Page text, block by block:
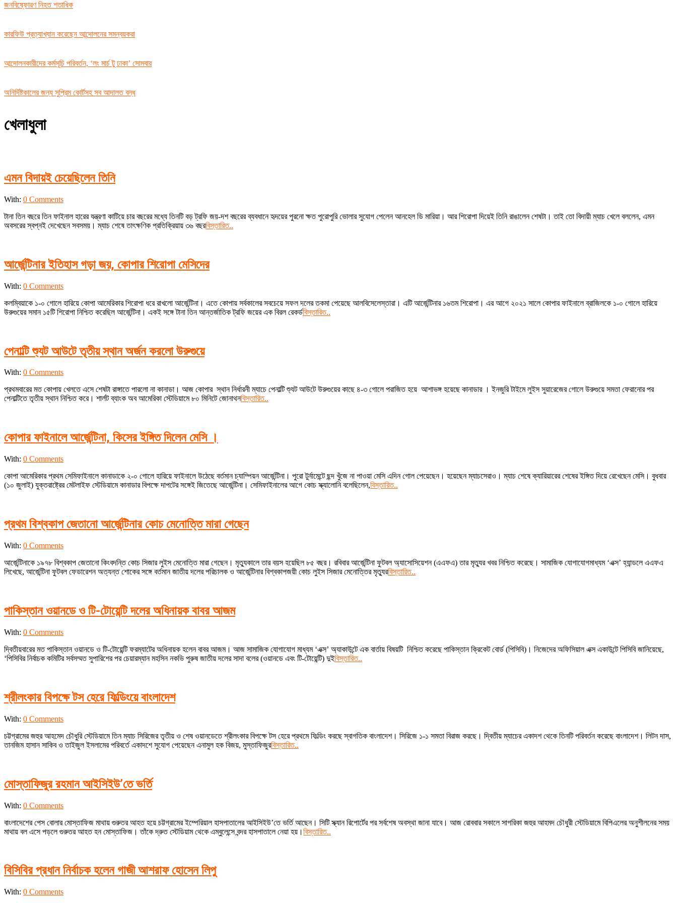
জনবিষ্ফোরণ নিহত শতাধিক
কারফিউ প্রত্যাখ্যান করেছেন আন্দোলনের সমন্বয়করা
আন্দোলনকারীদের কর্মসূচি পরিবর্তন, ‘লং মার্চ টু ঢাকা’ সোমবার
অনির্দিষ্টকালের জন্য সুপ্রিম কোর্টসহ সব আদালত বন্ধ
খেলাধুলা
এমন বিদায়ই চেয়েছিলেন তিনি
2024-
15
With: 0 Comments
টানা তিন বছরে তিন ফাইনাল হারের যন্ত্রণা কাটিয়ে চার বছরের মধ্যে তিনটি বড় ট্রফি জয়-দশ বছরের ব্যবধানে হৃদয়ের পুরনো ক্ষত পুরোপুরি ভোলার সুযোগ পেলেন আনহেল ডি মারিয়া। আর শিরোপা দিয়েই তিনি রাঙালেন শেষটা। তাই তো বিদায়ী ম্যাচ খেলে বললেন, এমন
অবসরের স্বপ্নই দেখেছেন সবসময়। ম্যাচ শেষে তাৎক্ষণিক প্রতিক্রিয়ায় ৩৬ বছরবিস্তারিত..
আর্জেন্টিনার ইতিহাস গড়া জয়, কোপার শিরোপা মেসিদের
2024-
15
With: 0 Comments
কলম্বিয়াকে ১-০ গোলে হারিয়ে কোপা আমেরিকার শিরোপা ধরে রাখলো আর্জেন্টিনা। এতে কোপায় সর্বকালের সবচেয়ে সফল দলের তকমা পেয়েছে আলবিসেলেস্তারা। এটি আর্জেন্টিনার ১৬তম শিরোপা। এর আগে ২০২১ সালে কোপার ফাইনালে ব্রাজিলকে ১-০ গোলে হারিয়ে
উরুগুয়ের সমান ১৫টি শিরোপা নিশ্চিত করেছিল আর্জেন্টিনা। একই সঙ্গে টানা তিন আন্তর্জাতিক ট্রফি জয়ের এক বিরল রেকর্ডবিস্তারিত..
পেনাল্টি শ্যুট আউটে তৃতীয় স্থান অর্জন করলো উরুগুয়ে
2024-
14
With: 0 Comments
প্রথমবারের মত কোপায় খেলতে এসে শেষটা রাঙ্গাতে পারলো না কানাডা। আজ কোপার স্থান নির্ধারনী ম্যাচে পেনাল্টি শ্যুট আউটে উরুগুয়ের কাছে ৪-৩ গোলে পরাজিত হয়ে আশাভঙ্গ হয়েছে কানাডার । ইনজুরি টাইমে লুইস সুয়ারেজের গোলে উরুগুয়ে সমতা ফেরানোর পর
পেনাল্টিতে তৃতীয় স্থান নিশ্চিত করে। শার্লট ব্যাংক অব আমেরিকা স্টেডিয়ামে ৮০ মিনিটে জোনাথনবিস্তারিত..
কোপার ফাইনালে আর্জেন্টিনা, কিসের ইঙ্গিত দিলেন মেসি ।
2024-
10
With: 0 Comments
কোপা আমেরিকার প্রথম সেমিফাইনালে কানাডাকে ২-০ গোলে হারিয়ে ফাইনালে উঠেছে বর্তমান চ্যাম্পিয়ন আর্জেন্টিনা। পুরো টুর্নামেন্টে ছন্দ খুঁজে না পাওয়া মেসি এদিন গোল পেয়েছেন। হয়েছেন ম্যাচসেরাও। ম্যাচ শেষে ক্যারিয়ারের শেষের ইঙ্গিত দিয়ে রেখেছেন মেসি। বুধবার
(১০ জুলাই) যুক্তরাষ্ট্রের মেটলাইফ স্টেডিয়ামে কানাডার বিপক্ষে দাপটের সঙ্গেই জিতেছে আর্জেন্টিনা। সেমিফাইনালের আগে কোচ স্ক্যালোনি বলেছিলেন,বিস্তারিত..
প্রথম বিশ্বকাপ জেতানো আর্জেন্টিনার কোচ মেনোত্তি মারা গেছেন
2024-
06
With: 0 Comments
আর্জেন্টিনাকে ১৯৭৮ বিশ্বকাপ জেতানো কিংবদন্তি কোচ সিজার লুইস মেনোত্তি মারা গেছেন। মৃত্যুকালে তার বয়স হয়েছিল ৮৫ বছর। রবিবার আর্জেন্টিনা ফুটবল অ্যাসোসিয়েশন (এএফএ) তার মৃত্যুর খবর নিশ্চিত করেছে। সামাজিক যোগাযোগমাধ্যম ‘এক্স’ হ্যান্ডলে এএফএ
লিখেছে, আর্জেন্টিনা ফুটবল ফেডারেশন অত্যন্ত শোকের সঙ্গে বর্তমান জাতীয় দলের পরিচালক ও আর্জেন্টিনার বিশ্বকাপজয়ী কোচ লুইস সিজার মেনোত্তির মৃত্যুরবিস্তারিত..
পাকিস্তান ওয়ানডে ও টি-টোয়েন্টি দলের অধিনায়ক বাবর আজম
2024-
31
With: 0 Comments
দ্বিতীয়বারের মত পাকিস্তান ওয়ানডে ও টি-টোয়েন্টি ফরম্যাটের অধিনায়ক হলেন বাবর আজম। আজ সামাজিক যোগাযোগ মাধ্যম ‘এক্স’ অ্যাকাউন্টে এক বার্তায় বিষয়টি নিশ্চিত করেছে পাকিস্তান ক্রিকেট বোর্ড (পিসিবি)। নিজেদের অফিসিয়াল এক্স একাউন্টে পিসিবি জানিয়েছে,
‘পিসিবির নির্বাচক কমিটির সর্বসম্মত সুপারিশের পর চেয়ারম্যান মহসিন নকভি পুরুষ জাতীয় দলের সাদা বলের (ওয়ানডে এবং টি-টোয়েন্টি) দুইবিস্তারিত..
শ্রীলংকার বিপক্ষে টস হেরে ফিল্ডিংয়ে বাংলাদেশ
2024-
18
With: 0 Comments
চট্টগ্রামের জহুর আহমেদ চৌধুরি স্টেডিয়ামে তিন ম্যাচ সিরিজের তৃতীয় ও শেষ ওয়ানডেতে শ্রীলংকার বিপক্ষে টস হেরে প্রথমে ফিল্ডিং করছে স্বাগতিক বাংলাদেশ। সিরিজে ১-১ সমতা বিরাজ করছে। দ্বিতীয় ম্যাচের একাদশ থেকে তিনটি পরিবর্তন করেছে বাংলাদেশ। লিটন দাস,
তানজিম হাসান সাকিব ও তাইজুল ইসলামের পরিবর্তে একাদশে সুযোগ পেয়েছেন এনামুল হক বিজয়, মুস্তাফিজুরবিস্তারিত..
মোস্তাফিজুর রহমান আইসিইউ’তে ভর্তি
2024-
18
With: 0 Comments
বাংলাদেশের পেস বোলার মোস্তাফিজ মাথায় গুরুতর আহত হয়ে চট্টগ্রামের ইম্পেরিয়াল হাসপাতালের আইসিইউ’তে ভর্তি আছেন। সিটি স্ক্যান রিপোর্টের পর সর্বশেষ অবস্থা জানা যাবে। আজ রোববার সকালে সাগরিকা জহুর আহমদ চৌধুরী স্টেডিয়ামে বিপিএলের অনুশীলনের সময়
মাথায় বল এসে পড়লে গুরুতর আহত হন মোস্তাফিজ। তাঁকে দ্রুত স্টেডিয়াম থেকে এম্বুলেন্সে বন্দর হাসপাতালে নেয়া হয়। বিস্তারিত..
বিসিবির প্রধান নির্বাচক হলেন গাজী আশরাফ হোসেন লিপু
2024-
With: 0 Comments